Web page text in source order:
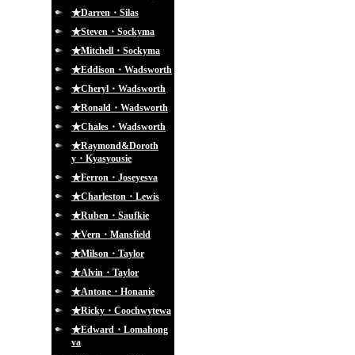
★Darren・Silas
★Steven・Sockyma
★Mitchell・Sockyma
★Eddison・Wadsworth
★Cheryl・Wadsworth
★Ronald・Wadsworth
★Chales・Wadsworth
★Raymond&Doroth
y・Kyasyousie
★Ferron・Joseyesva
★Charleston・Lewis
★Ruben・Saufkie
★Vern・Mansfield
★Milson・Taylor
★Alvin・Taylor
★Antone・Honanie
★Ricky・Coochwytewa
★Edward・Lomahong
va